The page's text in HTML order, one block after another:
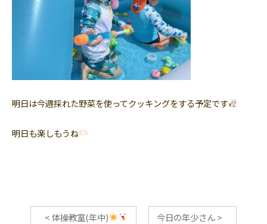
明日は今週採れた野菜を使ってクッキングをする予定です
明日も楽しもうね
<体操教室(年中) 今日の年少さん>